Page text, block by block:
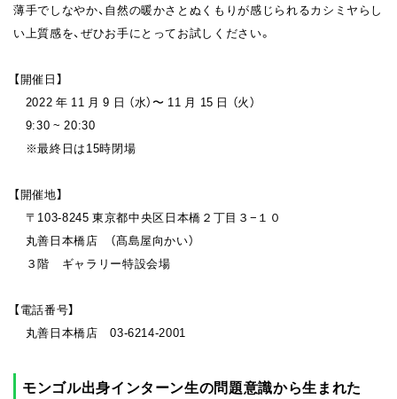
薄手でしなやか、自然の暖かさとぬくもりが感じられるカシミヤらし
い上質感を、ぜひお手にとってお試しください。
【開催日】
2022 年 11 月 9 日 （水）〜 11 月 15 日 （火）
9:30 ~ 20:30
※最終日は15時閉場
【開催地】
〒103-8245 東京都中央区日本橋２丁目３−１０
丸善日本橋店 （髙島屋向かい）
３階 ギャラリー特設会場
【電話番号】
丸善日本橋店 03-6214-2001
モンゴル出身インターン生の問題意識から生まれた